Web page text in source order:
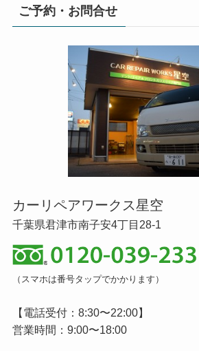
ご予約・お問合せ
カーリペアワークス星空
千葉県君津市南子安4丁目28-1
（スマホは番号タップでかかります）
【電話受付：8:30〜22:00】
営業時間：9:00〜18:00